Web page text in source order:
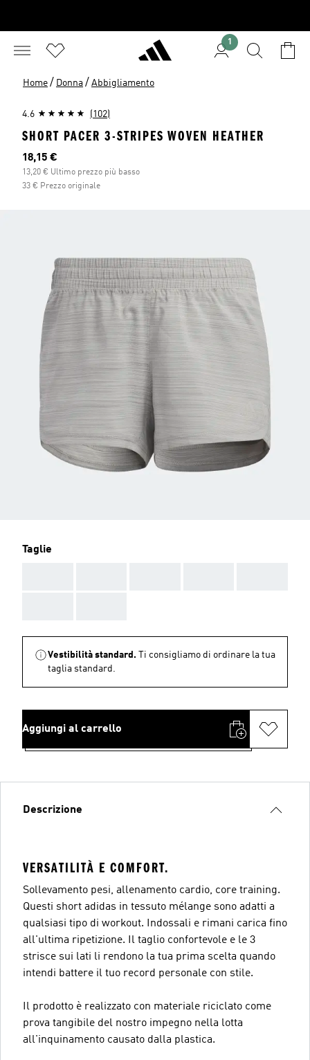
1
Home / Donna / Abbigliamento
4.6 (102)
SHORT PACER 3-STRIPES WOVEN HEATHER
Prezzo attuale
18,15 €
13,20 € Ultimo prezzo più basso
33 € Prezzo originale
Taglie
Vestibilità standard.
Ti consigliamo di ordinare la tua
taglia standard.
Aggiungi al carrello
Descrizione
VERSATILITÀ E COMFORT.
Sollevamento pesi, allenamento cardio, core training.
Questi short adidas in tessuto mélange sono adatti a
qualsiasi tipo di workout. Indossali e rimani carica fino
all'ultima ripetizione. Il taglio confortevole e le 3
strisce sui lati li rendono la tua prima scelta quando
intendi battere il tuo record personale con stile.
Il prodotto è realizzato con materiale riciclato come
prova tangibile del nostro impegno nella lotta
all'inquinamento causato dalla plastica.